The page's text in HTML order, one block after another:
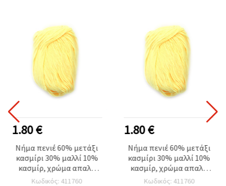
1.80 €
Νήμα πενιέ 60% μετάξι
κασμίρι 30% μαλλί 10%
κασμίρ, χρώμα απαλό
κίτρινο -50 γραμμάρια
Κωδικός: 411760
1.80 €
Νήμα πενιέ 60% μετάξι
κασμίρι 30% μαλλί 10%
κασμίρ, χρώμα απαλό
κίτρινο -50 γραμμάρια
Κωδικός: 411760